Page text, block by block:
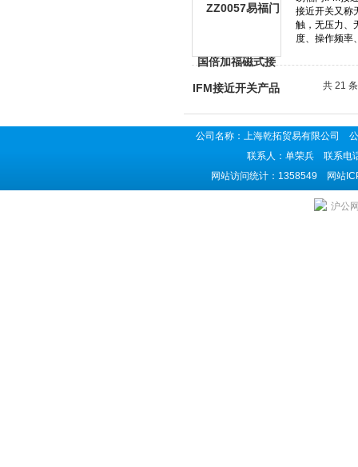
共 21
公司名称：上海乾拓贸易有限公司
联系人：单荣兵 联系电
网站访问统计：1358549 网站
上海乾拓贸易有限公司是IFM接近开关供应商,
沪公